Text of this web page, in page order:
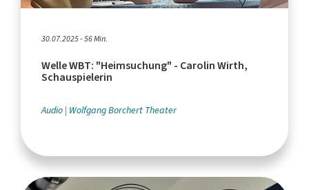
30.07.2025 - 56 Min.
Welle WBT: "Heimsuchung" - Carolin Wirth,
Schauspielerin
Audio Wolfgang Borchert Theater